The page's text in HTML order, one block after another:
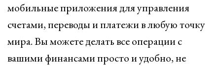
мобильные приложения для управления
счетами, переводы и платежи в любую точку
мира. Вы можете делать все операции с
вашими финансами просто и удобно, не